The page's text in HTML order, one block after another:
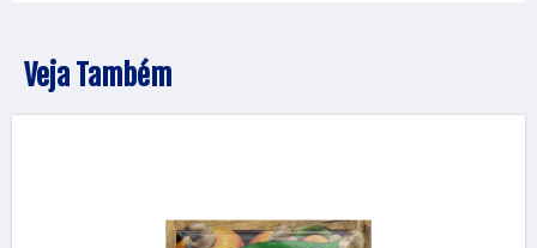
Veja Também